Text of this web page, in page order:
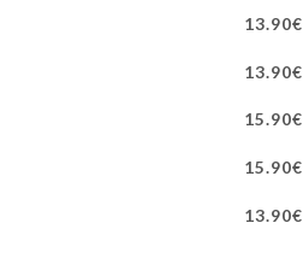
13.90€
13.90€
15.90€
15.90€
13.90€